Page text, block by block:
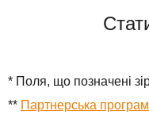
* Поля, що позначені
** Партнерська